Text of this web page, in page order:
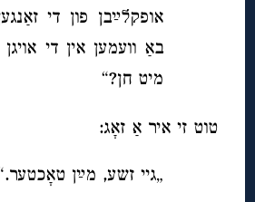
אופקלײַבן פון די
באַ וועמען אין די
מיט חן?“
טוט זי איר אַ זאָג:
„גיי זשע, מײַן